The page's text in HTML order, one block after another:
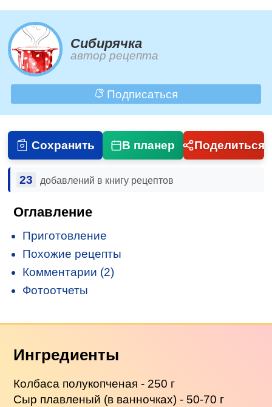
Сибирячка
автор рецепта
Подписаться
Сохранить В планер Поделиться
23 добавлений в книгу рецептов
Оглавление
Приготовление
Похожие рецепты
Комментарии (2)
Фотоотчеты
Ингредиенты
Колбаса полукопченая - 250 г
Сыр плавленый (в ванночках) - 50-70 г